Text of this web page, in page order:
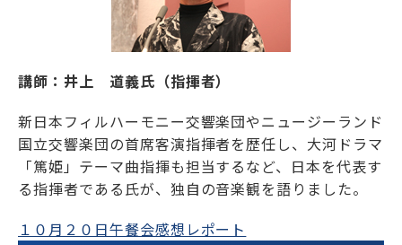
講師：井上 道義氏（指揮者）
新日本フィルハーモニー交響楽団やニュージーランド
国立交響楽団の首席客演指揮者を歴任し、大河ドラマ
「篤姫」テーマ曲指揮も担当するなど、日本を代表す
る指揮者である氏が、独自の音楽観を語りました。
１０月２０日午餐会感想レポート